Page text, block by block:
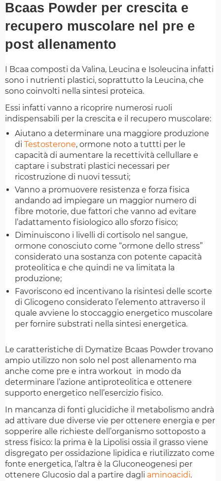
Bcaas Powder per crescita e
recupero muscolare nel pre e
post allenamento
I Bcaa composti da Valina, Leucina e Isoleucina infatti
sono i nutrienti plastici, soprattutto la Leucina, che
sono coinvolti nella sintesi proteica.
Essi infatti vanno a ricoprire numerosi ruoli
indispensabili per la crescita e il recupero muscolare:
Aiutano a determinare una maggiore produzione
di Testosterone, ormone noto a tuttti per le
capacità di aumentare la recettività cellullare e
captare i substrati plastici necessari per
ricostruzione di nuovi tessuti;
Vanno a promuovere resistenza e forza fisica
andando ad impiegare un maggior numero di
fibre motorie, due fattori che vanno ad evitare
l’adattamento fisiologico allo sforzo fisico;
Diminuiscono i livelli di cortisolo nel sangue,
ormone conosciuto come “ormone dello stress”
considerato una sostanza con potente capacità
proteolitica e che quindi ne va limitata la
produzione;
Favoriscono ed incentivano la risintesi delle scorte
di Glicogeno considerato l’elemento attraverso il
quale avviene lo stoccaggio energetico muscolare
per fornire substrati nella sintesi energetica.
Le caratteristiche di Dymatize Bcaas Powder trovano
ampio utilizzo non solo nel post allenamento ma
anche come pre e intra workout in modo da
determinare l’azione antiproteolitica e ottenere
supporto energetico nell’esercizio fisico.
In mancanza di fonti glucidiche il metabolismo andrà
ad attivare due diverse vie per ottenere energia e per
sopperire alle richieste dell’organismo sottoposto a
stress fisico: la prima è la Lipolisi ossia il grasso viene
disgregato per ossidazione lipidica e riutilizzato come
fonte energetica, l’altra è la Gluconeogenesi per
ottenere Glucosio dal a partire dagli aminoacidi.